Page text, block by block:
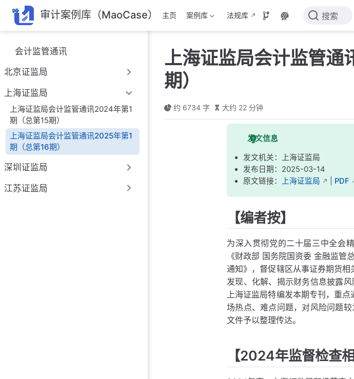
跳
至
主
內
容
审计案例库（MaoCase） 主页 案例库 法规库 搜索
会计监管通讯
北京证监局
上海证监局
上海证监局会计监管通讯2024年第1
期（总第15期）
上海证监局会计监管通讯2025年第1
期（总第16期）
深圳证监局
江苏证监局
上海证监局会计监管
期）
约 6734 字 大约 22 分钟
发文信息
发文机关：上海证监局
发布日期：2025-03-14
原文链接：
上海证监局 PDF
【编者按】
为深入贯彻党的二十届三中全会
《财政部 国务院国资委 金融监
通知》，督促辖区从事证券期货
发现、化解、揭示财务信息披露
上海证监局特编发本期专刊，重
场热点、难点问题，对风险问题
文件予以整理传达。
【2024年监督检查